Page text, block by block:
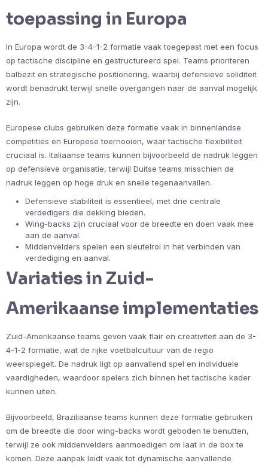
toepassing in Europa
In Europa wordt de 3-4-1-2 formatie vaak toegepast met een focus
op tactische discipline en gestructureerd spel. Teams prioriteren
balbezit en strategische positionering, waarbij defensieve soliditeit
wordt benadrukt terwijl snelle overgangen naar de aanval mogelijk
zijn.
Europese clubs gebruiken deze formatie vaak in binnenlandse
competities en Europese toernooien, waar tactische flexibiliteit
cruciaal is. Italiaanse teams kunnen bijvoorbeeld de nadruk leggen
op defensieve organisatie, terwijl Duitse teams misschien de
nadruk leggen op hoge druk en snelle tegenaanvallen.
Defensieve stabiliteit is essentieel, met drie centrale
verdedigers die dekking bieden.
Wing-backs zijn cruciaal voor de breedte en doen vaak mee
aan de aanval.
Middenvelders spelen een sleutelrol in het verbinden van
verdediging en aanval.
Variaties in Zuid-
Amerikaanse implementaties
Zuid-Amerikaanse teams geven vaak flair en creativiteit aan de 3-
4-1-2 formatie, wat de rijke voetbalcultuur van de regio
weerspiegelt. De nadruk ligt op aanvallend spel en individuele
vaardigheden, waardoor spelers zich binnen het tactische kader
kunnen uiten.
Bijvoorbeeld, Braziliaanse teams kunnen deze formatie gebruiken
om de breedte die door wing-backs wordt geboden te benutten,
terwijl ze ook middenvelders aanmoedigen om laat in de box te
komen. Deze aanpak leidt vaak tot dynamische aanvallende